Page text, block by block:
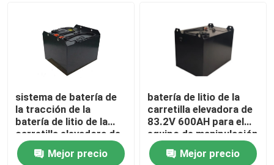
sistema de batería de
la tracción de la
batería de litio de la
carretilla elevadora de
51.2V 450AH para el
camión de Hyster E
Mejor precio
batería de litio de la
carretilla elevadora de
83.2V 600AH para el
equipo de manipulación
de materiales
Mejor precio